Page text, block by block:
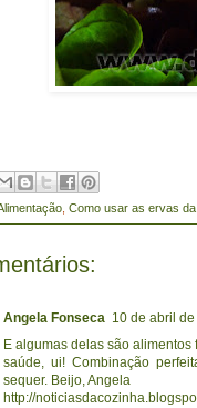
Como usar as ervas
Angela Fonseca 10 de abril
E algumas delas são
saúde, ui! Combinação
sequer. Beijo, Angela
http://